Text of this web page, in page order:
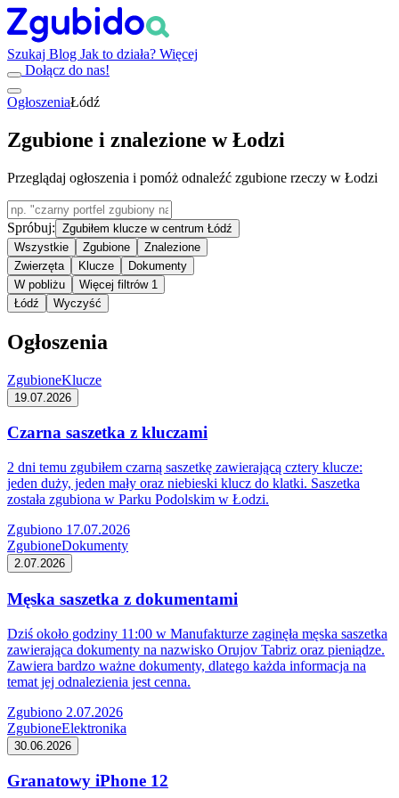
Szukaj Blog Jak to działa? Więcej
Dołącz do nas!
OgłoszeniaŁódź
Zgubione i znalezione w Łodzi
Przeglądaj ogłoszenia i pomóż odnaleźć zgubione rzeczy w Łodzi
Spróbuj: Zgubiłem klucze w centrum Łódź
Wszystkie
Zgubione
Znalezione
Zwierzęta
Klucze
Dokumenty
W pobliżu
Więcej filtrów 1
Łódź
Wyczyść
Ogłoszenia
ZgubioneKlucze
19.07.2026
Czarna saszetka z kluczami
2 dni temu zgubiłem czarną saszetkę zawierającą cztery klucze:
jeden duży, jeden mały oraz niebieski klucz do klatki. Saszetka
została zgubiona w Parku Podolskim w Łodzi.
Zgubiono 17.07.2026
ZgubioneDokumenty
2.07.2026
Męska saszetka z dokumentami
Dziś około godziny 11:00 w Manufakturze zaginęła męska saszetka
zawierająca dokumenty na nazwisko Orujov Tabriz oraz pieniądze.
Zawiera bardzo ważne dokumenty, dlatego każda informacja na
temat jej odnalezienia jest cenna.
Zgubiono 2.07.2026
ZgubioneElektronika
30.06.2026
Granatowy iPhone 12